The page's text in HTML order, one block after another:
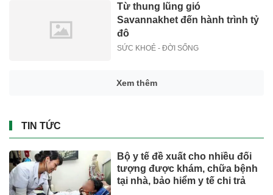
Từ thung lũng gió
Savannakhet đến hành trình tỷ
đô
SỨC KHOẺ - ĐỜI SỐNG
Xem thêm
TIN TỨC
Bộ y tế đề xuất cho nhiều đối
tượng được khám, chữa bệnh
tại nhà, bảo hiểm y tế chi trả